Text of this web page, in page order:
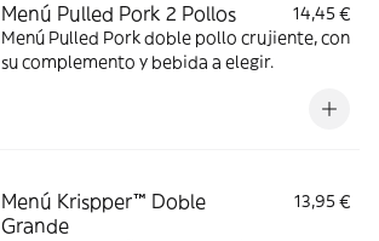
Menú Pulled Pork 2 Pollos
14,45 €
Menú Pulled Pork doble pollo crujiente, con
su complemento y bebida a elegir.
Menú Krispper™ Doble
Grande
13,95 €